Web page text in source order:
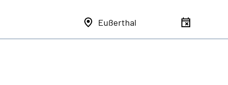
Eußerthal